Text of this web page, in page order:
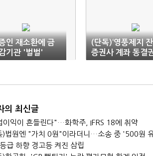
인 재소환에 금
기관 '벌벌'
(단독)‘영풍제지 잔
증권사 계좌 동결
고법 가이드 나온
의 최신글
이익이 흔들린다"…화학주, IFRS 18에 취약
급 하향 경고등 켜진 삼립